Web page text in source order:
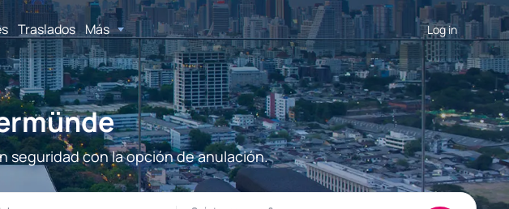
Traslados Más Log in
seguridad con la opción de anulación.